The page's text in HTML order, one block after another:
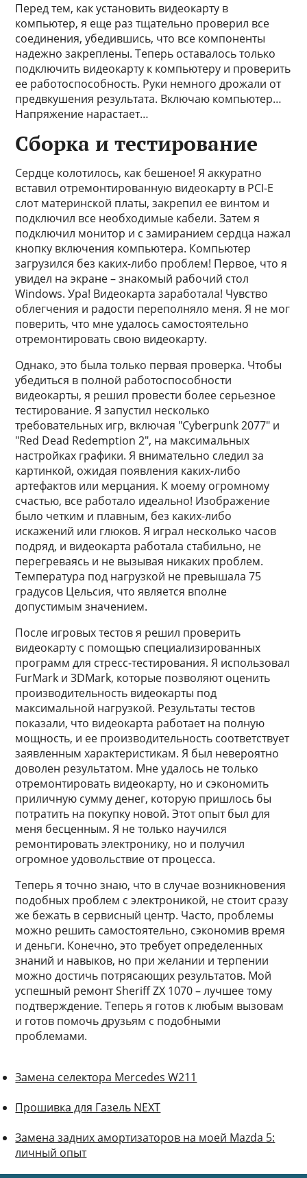
Перед тем, как установить видеокарту в
компьютер, я еще раз тщательно проверил все
соединения, убедившись, что все компоненты
надежно закреплены. Теперь оставалось только
подключить видеокарту к компьютеру и проверить
ее работоспособность. Руки немного дрожали от
предвкушения результата. Включаю компьютер…
Напряжение нарастает…
Сборка и тестирование
Сердце колотилось, как бешеное! Я аккуратно
вставил отремонтированную видеокарту в PCI-E
слот материнской платы, закрепил ее винтом и
подключил все необходимые кабели. Затем я
подключил монитор и с замиранием сердца нажал
кнопку включения компьютера. Компьютер
загрузился без каких-либо проблем! Первое, что я
увидел на экране – знакомый рабочий стол
Windows. Ура! Видеокарта заработала! Чувство
облегчения и радости переполняло меня. Я не мог
поверить, что мне удалось самостоятельно
отремонтировать свою видеокарту.
Однако, это была только первая проверка. Чтобы
убедиться в полной работоспособности
видеокарты, я решил провести более серьезное
тестирование. Я запустил несколько
требовательных игр, включая "Cyberpunk 2077" и
"Red Dead Redemption 2", на максимальных
настройках графики. Я внимательно следил за
картинкой, ожидая появления каких-либо
артефактов или мерцания. К моему огромному
счастью, все работало идеально! Изображение
было четким и плавным, без каких-либо
искажений или глюков. Я играл несколько часов
подряд, и видеокарта работала стабильно, не
перегреваясь и не вызывая никаких проблем.
Температура под нагрузкой не превышала 75
градусов Цельсия, что является вполне
допустимым значением.
После игровых тестов я решил проверить
видеокарту с помощью специализированных
программ для стресс-тестирования. Я использовал
FurMark и 3DMark, которые позволяют оценить
производительность видеокарты под
максимальной нагрузкой. Результаты тестов
показали, что видеокарта работает на полную
мощность, и ее производительность соответствует
заявленным характеристикам. Я был невероятно
доволен результатом. Мне удалось не только
отремонтировать видеокарту, но и сэкономить
приличную сумму денег, которую пришлось бы
потратить на покупку новой. Этот опыт был для
меня бесценным. Я не только научился
ремонтировать электронику, но и получил
огромное удовольствие от процесса.
Теперь я точно знаю, что в случае возникновения
подобных проблем с электроникой, не стоит сразу
же бежать в сервисный центр. Часто, проблемы
можно решить самостоятельно, сэкономив время
и деньги. Конечно, это требует определенных
знаний и навыков, но при желании и терпении
можно достичь потрясающих результатов. Мой
успешный ремонт Sheriff ZX 1070 – лучшее тому
подтверждение. Теперь я готов к любым вызовам
и готов помочь друзьям с подобными
проблемами.
Замена селектора Mercedes W211
Прошивка для Газель NEXT
Замена задних амортизаторов на моей Mazda 5:
личный опыт